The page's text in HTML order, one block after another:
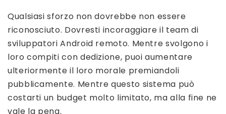
Qualsiasi sforzo non dovrebbe non essere
riconosciuto. Dovresti incoraggiare il team di
sviluppatori Android remoto. Mentre svolgono i
loro compiti con dedizione, puoi aumentare
ulteriormente il loro morale premiandoli
pubblicamente. Mentre questo sistema può
costarti un budget molto limitato, ma alla fine ne
vale la pena.